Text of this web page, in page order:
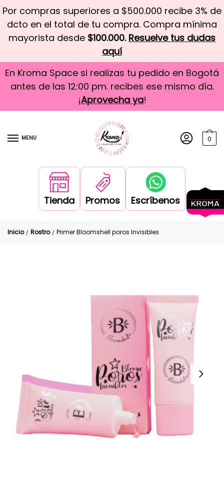
Por compras superiores a $500.000 recibe 3% de
dcto en el total de tu compra. Compra mínima
mayorista desde $100.000. Resuelve tus dudas
aquí
En Kroma Space si realizas tu pedido en Bogotá
antes de las 12:00 pm. recibes ese mismo día.
¡Aprovecha ya!
MENU 0
Tienda Promos Escríbenos
Inicio / Rostro / Primer Bloomshell poros Invisibles